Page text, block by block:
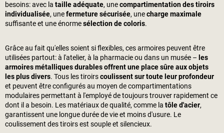
besoins: avec la taille adéquate, unecompartimentation des tiroirs
individualisée, unefermeture sécurisée, unecharge maximale
suffisante et une énormesélection de coloris.
Grâce au fait qu'elles soient si flexibles, ces armoires peuvent être
utilisées partout: à l'atelier, à la pharmacie ou dans un musée – les
armoires métalliques durables offrent une place sûre aux objets
les plus divers. Tous les tiroirscoulissent sur toute leur profondeur
et peuvent être configurés au moyen de compartimentations
modulaires permettant à l'employé de toujours trouver rapidement ce
dont il a besoin. Les matériaux de qualité, comme la tôle d'acier,
garantissent une longue durée de vie et moins d'usure. Le
coulissement des tiroirs est souple et silencieux.